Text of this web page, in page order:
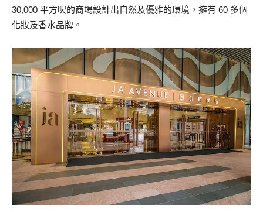
30,000 平方呎的商場設計出自然及優雅的環境，擁有 60 多個
化妝及香水品牌。